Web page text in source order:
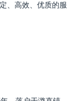
、高效、优质的服